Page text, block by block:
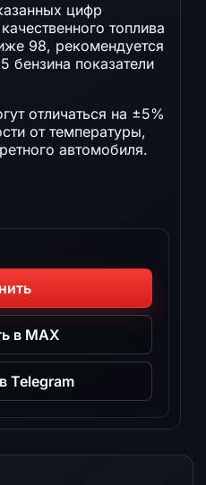
цифр
топлива
98, рекомендуется
бензина показатели
отличаться на ±5%
от температуры,
автомобиля.
в MAX
Telegram